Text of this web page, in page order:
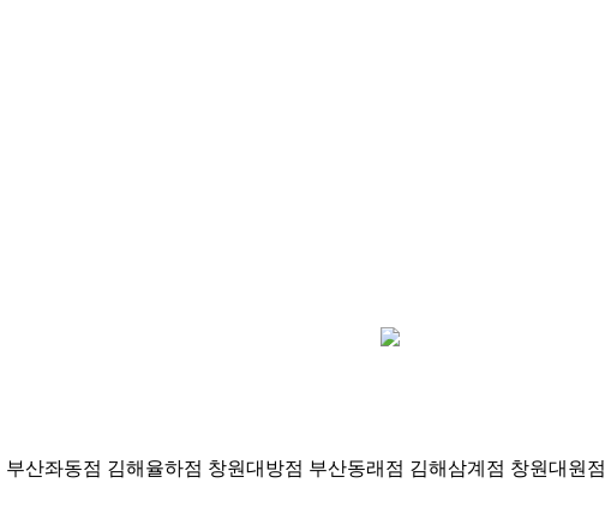
부산좌동점 김해율하점 창원대방점 부산동래점 김해삼계점 창원대원점